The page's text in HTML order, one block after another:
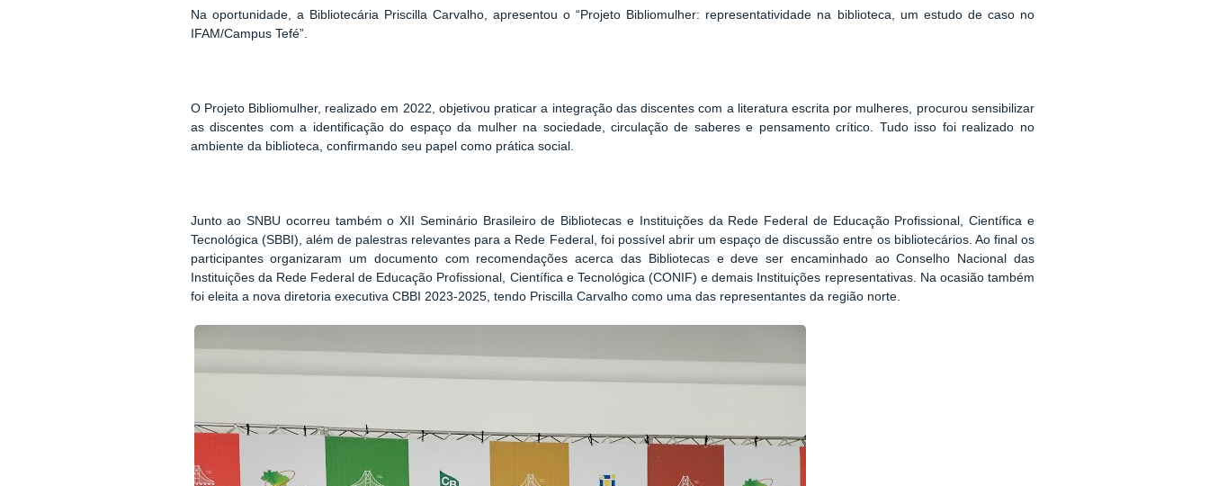
Na oportunidade, a Bibliotecária Priscilla Carvalho, apresentou o “Projeto Bibliomulher: representatividade na biblioteca, um estudo de caso no
IFAM/Campus Tefé”.
O Projeto Bibliomulher, realizado em 2022, objetivou praticar a integração das discentes com a literatura escrita por mulheres, procurou sensibilizar
as discentes com a identificação do espaço da mulher na sociedade, circulação de saberes e pensamento crítico. Tudo isso foi realizado no
ambiente da biblioteca, confirmando seu papel como prática social.
Junto ao SNBU ocorreu também o XII Seminário Brasileiro de Bibliotecas e Instituições da Rede Federal de Educação Profissional, Científica e
Tecnológica (SBBI), além de palestras relevantes para a Rede Federal, foi possível abrir um espaço de discussão entre os bibliotecários. Ao final os
participantes organizaram um documento com recomendações acerca das Bibliotecas e deve ser encaminhado ao Conselho Nacional das
Instituições da Rede Federal de Educação Profissional, Científica e Tecnológica (CONIF) e demais Instituições representativas. Na ocasião também
foi eleita a nova diretoria executiva CBBI 2023-2025, tendo Priscilla Carvalho como uma das representantes da região norte.